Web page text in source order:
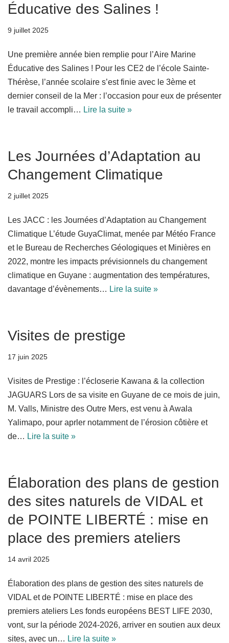
Éducative des Salines !
9 juillet 2025
Une première année bien remplie pour l’Aire Marine
Éducative des Salines ! Pour les CE2 de l’école Sainte-
Thérèse, l’année scolaire s’est finie avec le 3ème et
dernier conseil de la Mer : l’occasion pour eux de présenter
le travail accompli… Lire la suite »
Les Journées d’Adaptation au
Changement Climatique
2 juillet 2025
Les JACC : les Journées d’Adaptation au Changement
Climatique L’étude GuyaClimat, menée par Météo France
et le Bureau de Recherches Géologiques et Minières en
2022, montre les impacts prévisionnels du changement
climatique en Guyane : augmentation des températures,
davantage d’évènements… Lire la suite »
Visites de prestige
17 juin 2025
Visites de Prestige : l’écloserie Kawana & la collection
JAGUARS Lors de sa visite en Guyane de ce mois de juin,
M. Valls, Ministre des Outre Mers, est venu à Awala
Yalimapo, pour aprler notamment de l’érosion côtière et
de… Lire la suite »
Élaboration des plans de gestion
des sites naturels de VIDAL et
de POINTE LIBERTÉ : mise en
place des premiers ateliers
14 avril 2025
Élaboration des plans de gestion des sites naturels de
VIDAL et de POINTE LIBERTÉ : mise en place des
premiers ateliers Les fonds européens BEST LIFE 2030,
vont, sur la période 2024-2026, arriver en soutien aux deux
sites, avec un… Lire la suite »